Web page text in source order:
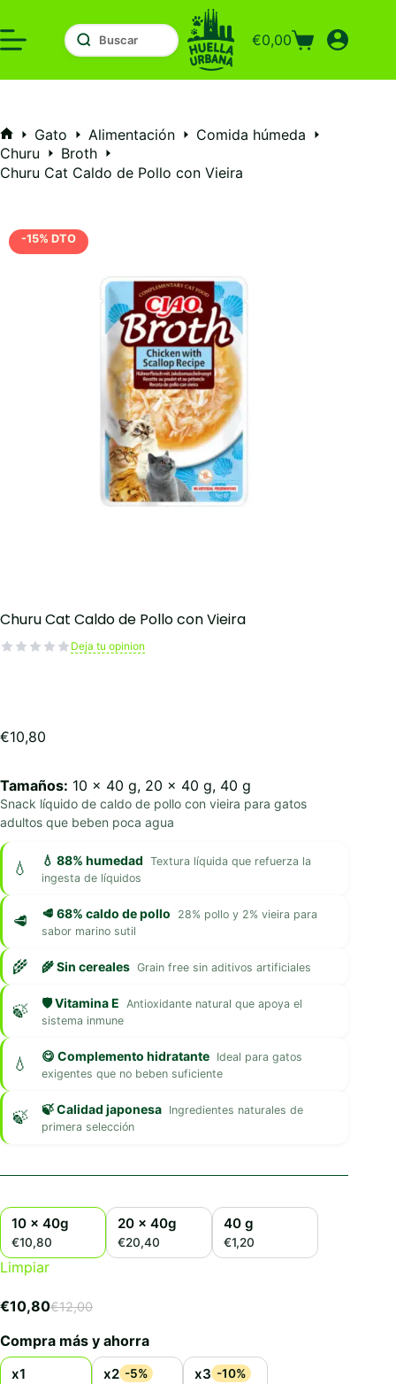
al
contenido
Carro
compra
€0,00
Inicio
Gato Alimentación
Comida húmeda
Churu
Broth
Churu Cat Caldo de Pollo con Vieira
-15% DTO
Churu Cat Caldo de Pollo con Vieira
Deja tu opinion
€10,80
Tamaños: 10 x 40 g, 20 x 40 g, 40 g
Snack líquido de caldo de pollo con vieira para gatos
adultos que beben poca agua
💧 88% humedad Textura líquida que refuerza la
ingesta de líquidos
🥩 68% caldo de pollo
28% pollo y 2% vieira para
sabor marino sutil
🌾 Sin cereales Grain free sin aditivos artificiales
🛡️ Vitamina E Antioxidante natural que apoya el
sistema inmune
😋 Complemento hidratante Ideal para gatos
exigentes que no beben suficiente
🍃 Calidad japonesa Ingredientes naturales de
primera selección
10 x 40g
€10,80
20 x 40g
€20,40
40 g
€1,20
Limpiar
€12,00
El
precio
original
€10,80El
precio
actual
Compra más y ahorra
x1 x2 -5%
x3 -10%